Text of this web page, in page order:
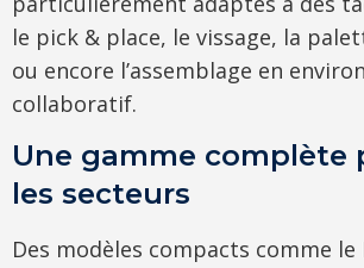
le pick & place, le vissage, la
ou encore l’assemblage en
collaboratif.
Une gamme complète
les secteurs
Des modèles compacts comme le